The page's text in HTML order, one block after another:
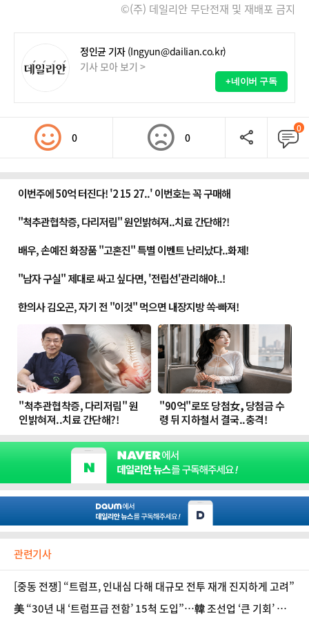
©(주) 데일리안 무단전재 및 재배포 금지
정인균 기자 (Ingyun@dailian.co.kr)
기사 모아 보기 >
+네이버 구독
0 0
0
관련기사
[중동 전쟁] “트럼프, 인내심 다해 대규모 전투 재개 진지하게 고려”
美 “30년 내 ‘트럼프급 전함’ 15척 도입”…韓 조선업 ‘큰 기회’ 오